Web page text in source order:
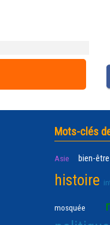
Mots-clés
Asie bien-être
histoire
mosquée